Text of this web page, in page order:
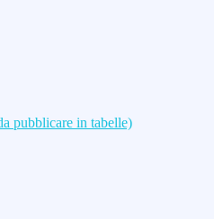
pubblicare in tabelle)